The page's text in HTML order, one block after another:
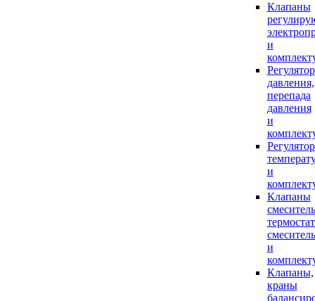
Клапаны
и
давления,
перепада
давления
и
и
Клапаны
и
Клапаны,
краны